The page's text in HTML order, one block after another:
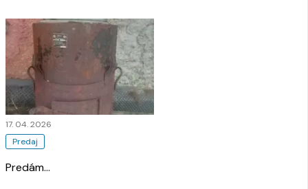
Predaj
17. 04. 2026
Predám…